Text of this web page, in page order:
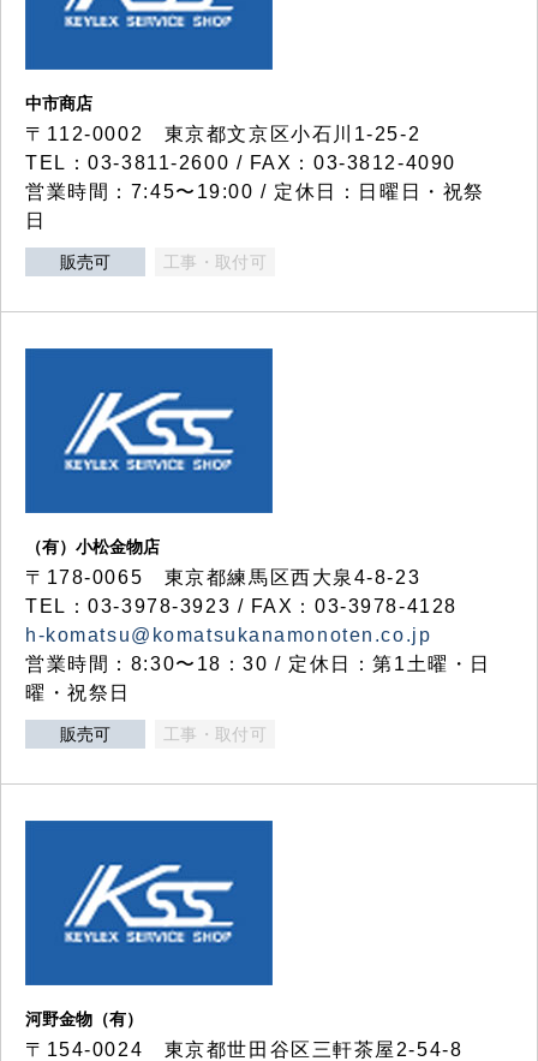
中市商店
〒112-0002 東京都文京区小石川1-25-2
TEL：03-3811-2600 / FAX：03-3812-4090
営業時間：7:45〜19:00 / 定休日：日曜日・祝祭
日
販売可 工事・取付可
（有）小松金物店
〒178-0065 東京都練馬区西大泉4-8-23
TEL：03-3978-3923 / FAX：03-3978-4128
h-komatsu@komatsukanamonoten.co.jp
営業時間：8:30〜18：30 / 定休日：第1土曜・日
曜・祝祭日
販売可 工事・取付可
河野金物（有）
〒154-0024 東京都世田谷区三軒茶屋2-54-8